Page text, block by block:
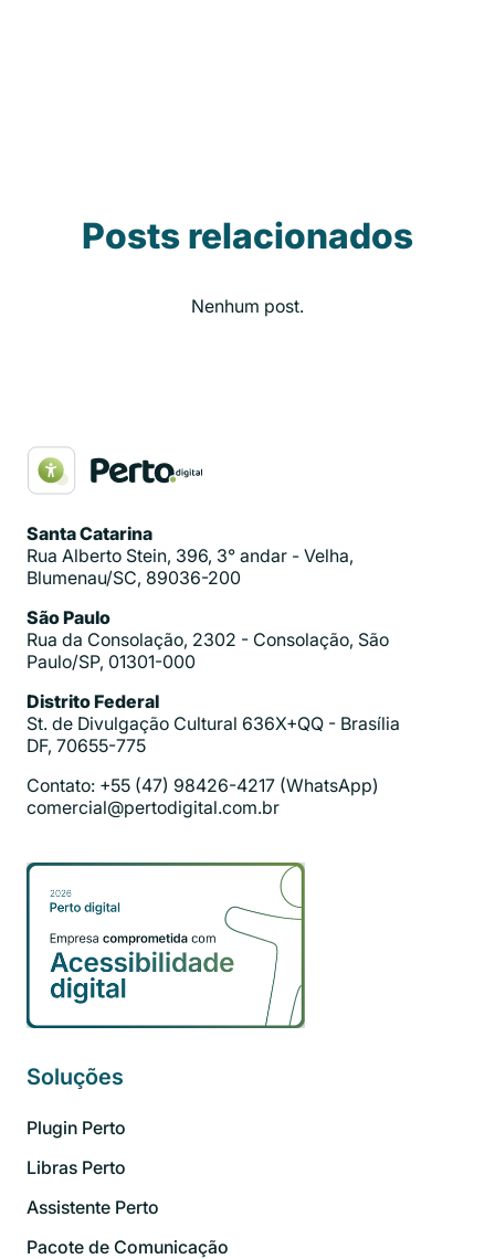
Posts relacionados
Nenhum post.
Santa Catarina
Rua Alberto Stein, 396, 3° andar - Velha,
Blumenau/SC, 89036-200
São Paulo
Rua da Consolação, 2302 - Consolação, São
Paulo/SP, 01301-000
Distrito Federal
St. de Divulgação Cultural 636X+QQ - Brasília
DF, 70655-775
Contato: +55 (47) 98426-4217 (WhatsApp)
comercial@pertodigital.com.br
Soluções
Plugin Perto
Libras Perto
Assistente Perto
Pacote de Comunicação